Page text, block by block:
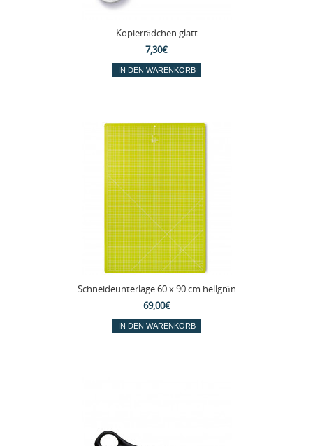
Kopierrädchen glatt
7,30€
Schneideunterlage 60 x 90 cm hellgrün
69,00€